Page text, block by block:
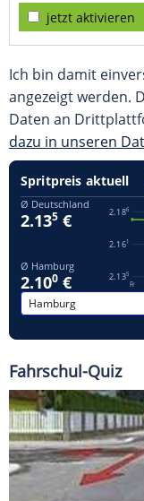
jetzt aktivieren
Ich bin damit
angezeigt werden.
Daten an
dazu in unseren
Fahrschul-Quiz